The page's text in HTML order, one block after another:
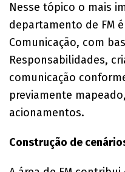
Nesse tópico o mais
departamento de FM
Comunicação, com
Responsabilidades,
comunicação
previamente
acionamentos.
Construção de